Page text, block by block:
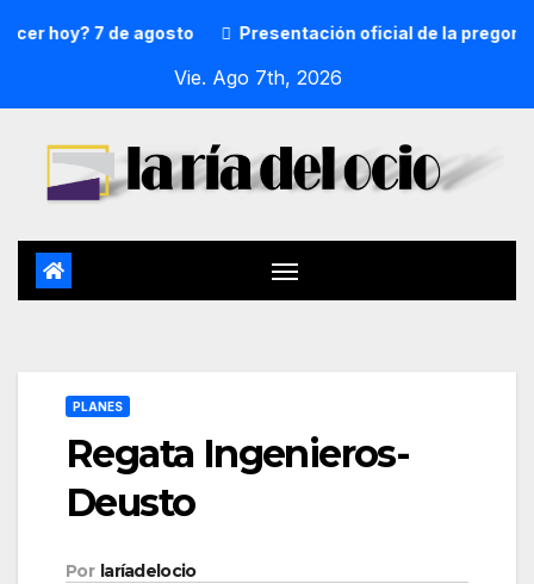
7 de agosto Presentación oficial de la pregonera y
Vie. Ago 7th, 2026
PLANES
Regata Ingenieros-
Deusto
Por laríadelocio